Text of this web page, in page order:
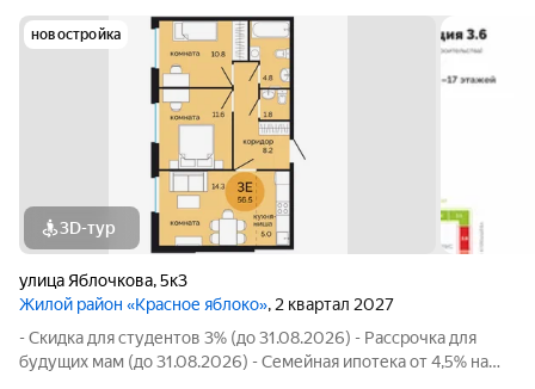
новостройка
3D-тур
улица Яблочкова,5к3
Жилой район «Красное яблоко», 2 квартал 2027
- Скидка для студентов 3% (до 31.08.2026) - Рассрочка для
будущих мам (до 31.08.2026) - Семейная ипотека от 4,5% на